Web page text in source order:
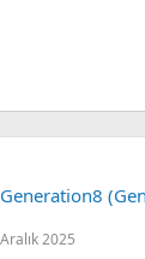
2025